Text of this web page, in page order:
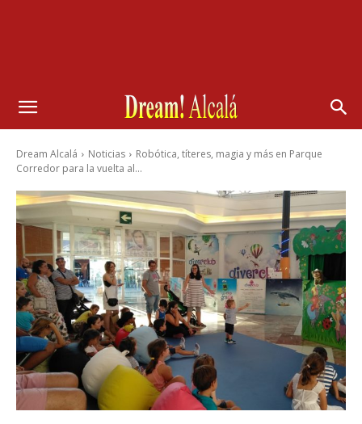
Dream Alcalá Noticias
Robótica, títeres, magia y más en Parque
Corredor para la vuelta al...